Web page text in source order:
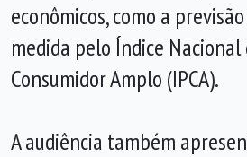
econômicos, como a
medida pelo Índice Nacional
Consumidor Amplo (IPCA).
A audiência também